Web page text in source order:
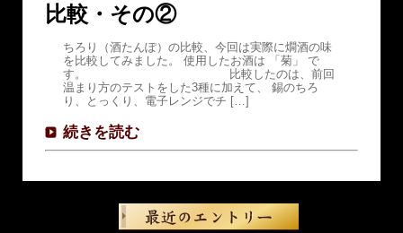
比較・その②
ちろり（酒たんぽ）の比較、今回は実際に燗酒の味
を比較してみました。 使用したお酒は 「菊」 で
す。 比較したのは、前回
温まり方のテストをした3種に加えて、 錫のちろ
り、とっくり、電子レンジでチ […]
続きを読む